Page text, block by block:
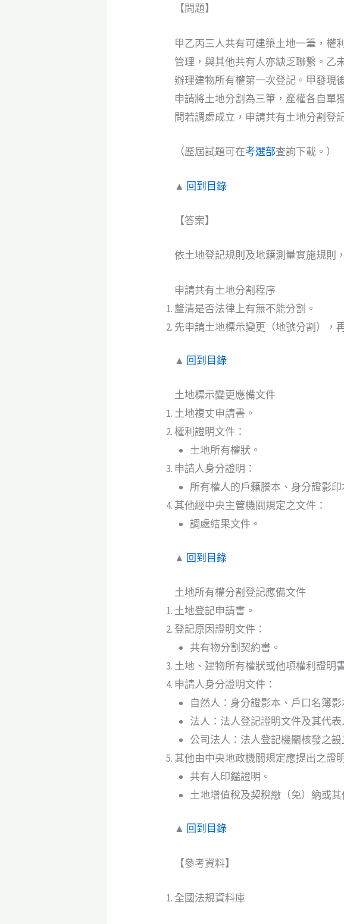
【問題】
甲乙丙三人共有可建築土地一筆，權
管理，與其他共有人亦缺乏聯繫。乙
辦理建物所有權第一次登記。甲發現
申請將土地分割為三筆，產權各自單
問若調處成立，申請共有土地分割登
（歷屆試題可在考選部查詢下載。）
▲ 回到目錄
【答案】
依土地登記規則及地籍測量實施規則
申請共有土地分割程序
釐清是否法律上有無不能分割。
先申請土地標示變更（地號分割），
▲ 回到目錄
土地標示變更應備文件
土地複丈申請書。
權利證明文件：
土地所有權狀。
申請人身分證明：
所有權人的戶籍謄本、身分證影
其他經中央主管機關規定之文件：
調處結果文件。
▲ 回到目錄
土地所有權分割登記應備文件
土地登記申請書。
登記原因證明文件：
共有物分割契約書。
土地、建物所有權狀或他項權利證明
申請人身分證明文件：
自然人：身分證影本、戶口名簿
法人：法人登記證明文件及其代表
公司法人：法人登記機關核發之
其他由中央地政機關規定應提出之證
共有人印鑑證明。
土地增值稅及契稅繳（免）納或其
▲ 回到目錄
【參考資料】
全國法規資料庫